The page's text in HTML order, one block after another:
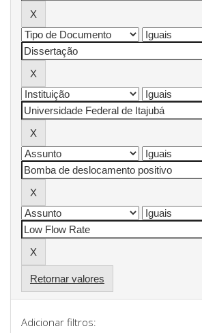
Retornar valores
Adicionar filtros: